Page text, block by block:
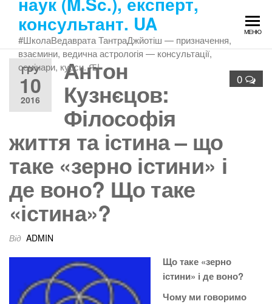
Перейти
змістуконсультант. UA
#ШколаВедаврата ТантраДжйотіш — призначення,
взаємини, ведична астрологія — консультації,
семінари, курси. Ԙ!
МЕНЮ
ГРУ
10
2016
0
Антон
Кузнєцов:
Філософія
життя та істина – що
таке «зерно істини» і
де воно? Що таке
«істина»?
Від ADMIN
Що таке «зерно
істини» і де воно?
Чому ми говоримо